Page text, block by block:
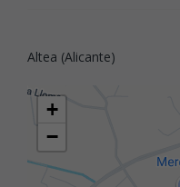
Altea (Alicante)
+
−